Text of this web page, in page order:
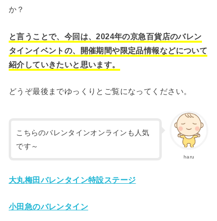
か？
と言うことで、今回は、2024年の京急百貨店のバレン
タインイベントの、開催期間や限定品情報などについて
紹介していきたいと思います。
どうぞ最後までゆっくりとご覧になってください。
haru
こちらのバレンタインオンラインも人気
です～
大丸梅田バレンタイン特設ステージ
小田急のバレンタイン